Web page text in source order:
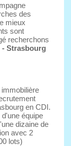
des
mieux
sont
recherchons
- Strasbourg
en CDI.
équipe
dizaine de
avec 2
lots)